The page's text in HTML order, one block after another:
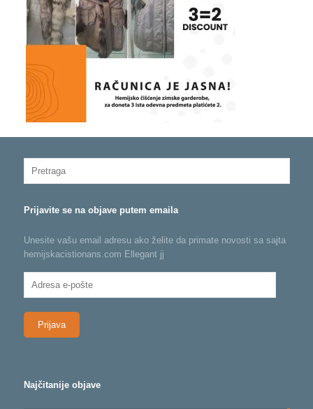
Prijavite se na objave putem emaila
Unesite vašu email adresu ako želite da primate novosti sa sajta
hemijskacistionans.com Ellegant jj
Adresa
Najčitanije objave